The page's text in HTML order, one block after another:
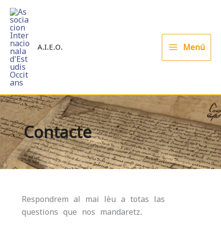
content
A.I.E.O. Menú
Contacte
Respondrem al mai lèu a totas las
questions que nos mandaretz.